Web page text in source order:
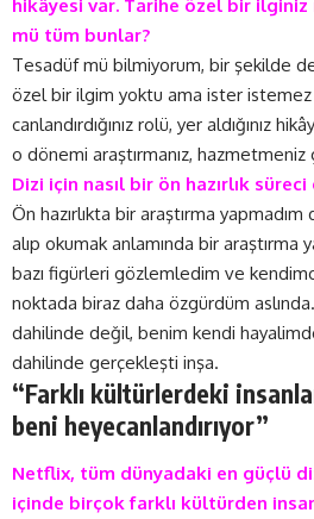
hikâyesi var. Tarihe özel bir
mü tüm bunlar?
Tesadüf mü bilmiyorum, bir şekilde
özel bir ilgim yoktu ama ister istemez
canlandırdığınız rolü, yer aldığınız
o dönemi araştırmanız, hazmetmeniz
Dizi için nasıl bir ön hazırlık
Ön hazırlıkta bir araştırma
alıp okumak anlamında bir araştırma
bazı figürleri gözlemledim ve
noktada biraz daha özgürdüm
dahilinde değil, benim kendi
dahilinde gerçekleşti inşa.
“Farklı kültürlerdeki
beni heyecanlandırıyor”
Netflix, tüm dünyadaki en güçlü
içinde birçok farklı kültürden